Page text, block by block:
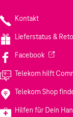
Kontakt
Lieferstatus &
Facebook(Wird in
Telekom hilft
Telekom Shop
Hilfen für Dein